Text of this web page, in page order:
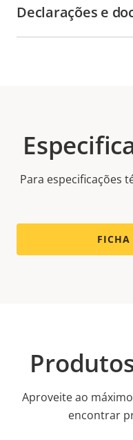
Declarações e
Para especificações
FICHA
Aproveite ao
encontrar